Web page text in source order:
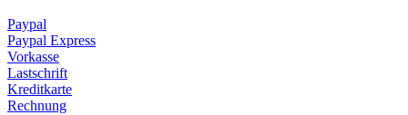
Paypal
Paypal Express
Vorkasse
Lastschrift
Kreditkarte
Rechnung